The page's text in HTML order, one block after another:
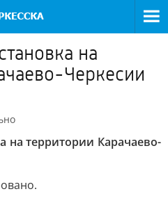
на
Черкесии
на территории Карачаево-